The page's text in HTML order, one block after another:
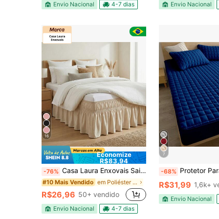
Envio Nacional 4-7 dias Envio Nacional
16
Economize
R$83,94
-76% Casa Laura Enxovais Saia para Cama Box 2 elásticos - Delicada de Alta Qualidade
#10 Mais Vendido em Poliéster Saias de cama
R$26,96 50+ vendido
Envio Nacional 4-7 dias
7
-68% Protetor Para Colchão 100% Impermeável
R$31,99 1,6k+
Envio Nacional